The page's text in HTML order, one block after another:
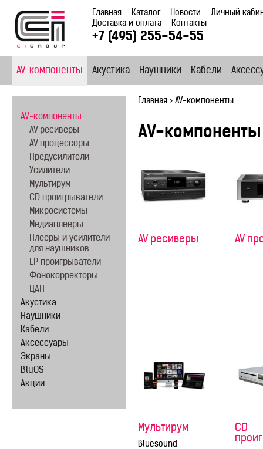
Главная Каталог Новости
Личный
Доставка и оплата
Контакты
+7 (495) 255-54-55
AV-компоненты Акустика Наушники Кабели
Главная > AV-компоненты
AV-компоненты
AV ресиверы AV
Мультирум
Bluesound
CD
AV-компоненты
AV ресиверы
AV процессоры
Предусилители
Усилители
Мультирум
CD проигрыватели
Микросистемы
Медиаплееры
Плееры и усилители
для наушников
LP проигрыватели
Фонокорректоры
ЦАП
Акустика
Наушники
Кабели
Аксессуары
Экраны
BluOS
Акции